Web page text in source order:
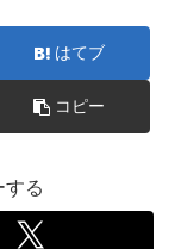
はてブ
コピー
する